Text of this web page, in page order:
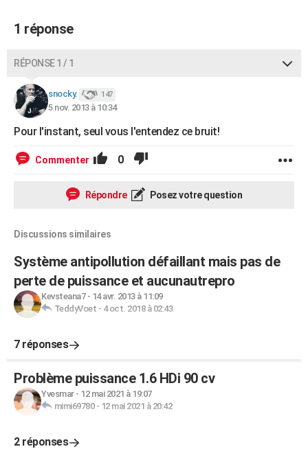
S'inscrire
Se connecter
Lycées
Collèges
Primaires
Universités
Entreprises
Service militaire
Avis de recherche
FORUM
Bricolage
Lifestyle
Culture
Sport
Auto
Television
Voyage
Cinema
1 réponse
RÉPONSE 1 / 1
snocky. 147
5 nov. 2013 à 10:34
Pour l'instant, seul vous l'entendez ce bruit!
Commenter 0
Répondre Posez votre question
Discussions similaires
Système antipollution défaillant mais pas de
perte de puissance et aucunautrepro
Kevsteana7- 14 avr. 2013 à 11:09
TeddyVoet - 4 oct. 2018 à 02:43
7 réponses
Problème puissance 1.6 HDi 90 cv
Yvesmar- 12 mai 2021 à 19:07
mimi69780- 12 mai 2021 à 20:42
2 réponses